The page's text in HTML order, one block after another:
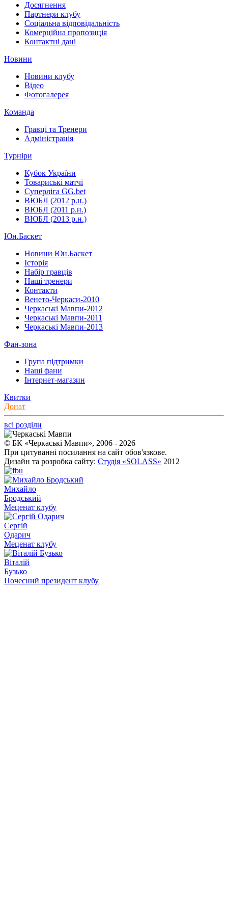
Досягнення
Партнери клубу
Соціальна відповідальність
Комерційна пропозиція
Контактні дані
Новини
Новини клубу
Відео
Фотогалерея
Команда
Гравці та Тренери
Адміністрація
Турніри
Кубок України
Товариські матчі
Суперліга GG.bet
ВЮБЛ (2012 р.н.)
ВЮБЛ (2011 р.н.)
ВЮБЛ (2013 р.н.)
Юн.Баскет
Новини Юн.Баскет
Історія
Набір гравців
Наші тренери
Контакти
Венето-Черкаси-2010
Черкаські Мавпи-2012
Черкаські Мавпи-2011
Черкаські Мавпи-2013
Фан-зона
Група підтримки
Наші фани
Інтернет-магазин
Квитки
Донат
всі розділи
© БК «Черкаські Мавпи», 2006 - 2026
При цитуванні посилання на сайт обов'язкове.
Дизайн та розробка сайту: Студія «SOLASS» 2012
Михайло
Бродський
Меценат клубу
Сергій
Одарич
Меценат клубу
Віталій
Бузько
Почесний президент клубу